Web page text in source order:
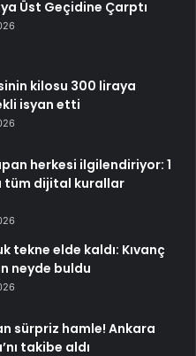
Üst Geçidine Çarptı
kilosu 300 liraya
isyan etti
herkesi ilgilendiriyor: 1
tüm dijital kurallar
tekne elde kaldı: Kıvanç
neyde buldu
sürpriz hamle! Ankara
takibe aldı